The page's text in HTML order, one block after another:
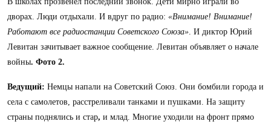
дворах. Люди отдыхали. И вдруг по радио: «Внимание! Внимание!
Работают все радиостанции Советского Союза». И диктор Юрий
Левитан зачитывает важное сообщение. Левитан объявляет о начале
войны. Фото 2.
Ведущий: Немцы напали на Советский Союз. Они бомбили города и
села с самолетов, расстреливали танками и пушками. На защиту
страны поднялись и стар, и млад. Многие уходили на фронт прямо